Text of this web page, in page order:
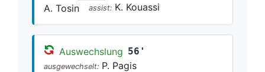
A. Tosin assist: K. Kouassi
Auswechslung 56'
ausgewechselt: P. Pagis